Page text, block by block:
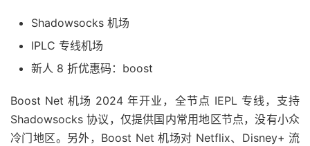
Shadowsocks 机场
IPLC 专线机场
新人 8 折优惠码：boost
Boost Net 机场 2024 年开业，全节点 IEPL 专线，支持
Shadowsocks 协议，仅提供国内常用地区节点，没有小众
冷门地区。另外，Boost Net 机场对 Netflix、Disney+ 流